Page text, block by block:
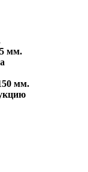
мм.
мм.